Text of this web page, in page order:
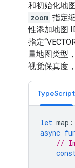
和初始化地
zoom 指定
性添加地图
指定
量地图类型
视觉保真度
TypeScript
let map :
async
//